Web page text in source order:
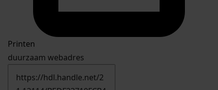
Printen
duurzaam webadres